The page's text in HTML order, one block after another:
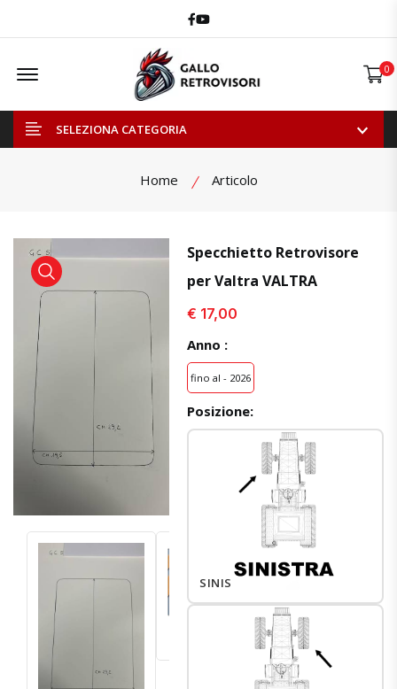
Facebook
Youtube
Offcanvas Menu Open 0
SELEZIONA CATEGORIA
Home Articolo
visualizza prodotto visualizza prodotto
Specchietto Retrovisore
per Valtra VALTRA
€ 17,00
Anno :
fino al - 2026
Posizione:
SINISTRO